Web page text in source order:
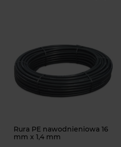
Rura PE nawodnieniowa 16
mm x 1,4 mm